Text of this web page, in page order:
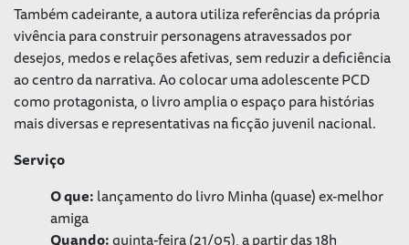
Também cadeirante, a autora utiliza referências da própria
vivência para construir personagens atravessados por
desejos, medos e relações afetivas, sem reduzir a deficiência
ao centro da narrativa. Ao colocar uma adolescente PCD
como protagonista, o livro amplia o espaço para histórias
mais diversas e representativas na ficção juvenil nacional.
Serviço
O que:lançamento do livroMinha (quase) ex-melhor
amiga
Quando:quinta-feira (21/05), a partir das 18h